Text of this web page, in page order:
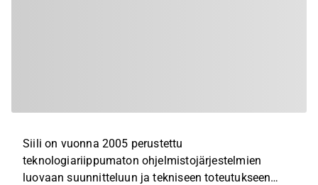
Siili on vuonna 2005 perustettu
teknologiariippumaton ohjelmistojärjestelmien
luovaan suunnitteluun ja tekniseen toteutukseen